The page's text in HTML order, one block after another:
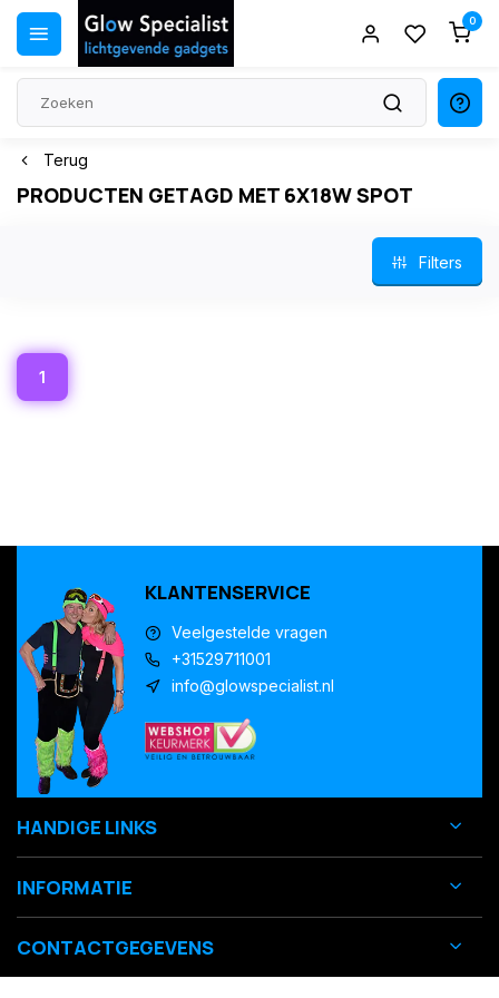
0
Terug
PRODUCTEN GETAGD MET 6X18W SPOT
Filters
1
KLANTENSERVICE
Veelgestelde vragen
+31529711001
info@glowspecialist.nl
HANDIGE LINKS
INFORMATIE
CONTACTGEGEVENS